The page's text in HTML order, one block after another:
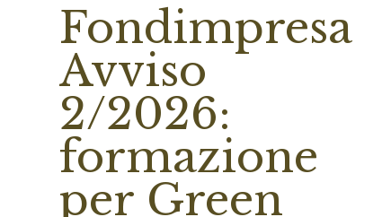
Fondimpresa
Avviso
2/2026:
formazione
per Green